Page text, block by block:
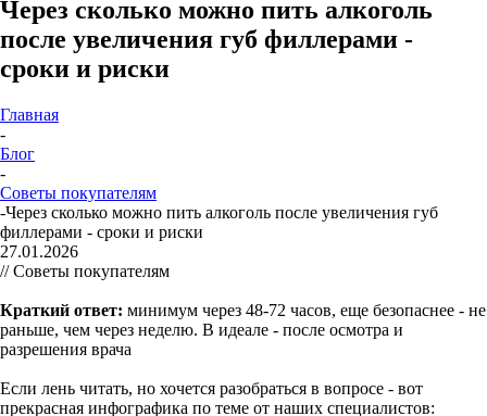
Через сколько можно пить алкоголь
после увеличения губ филлерами -
сроки и риски
Главная
-
Блог
-
Советы покупателям
-Через сколько можно пить алкоголь после увеличения губ
филлерами - сроки и риски
27.01.2026
// Советы покупателям
Краткий ответ: минимум через 48-72 часов, еще безопаснее - не
раньше, чем через неделю. В идеале - после осмотра и
разрешения врача
Если лень читать, но хочется разобраться в вопросе - вот
прекрасная инфографика по теме от наших специалистов: